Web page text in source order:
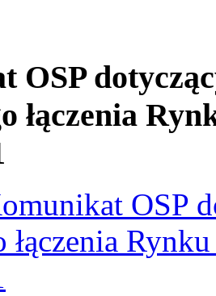
OSP
łączenia
OSP
łączenia